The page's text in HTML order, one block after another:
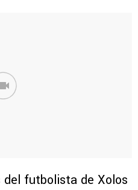
del futbolista de Xolos